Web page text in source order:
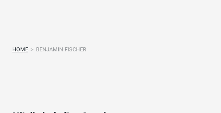
HOME > BENJAMIN FISCHER